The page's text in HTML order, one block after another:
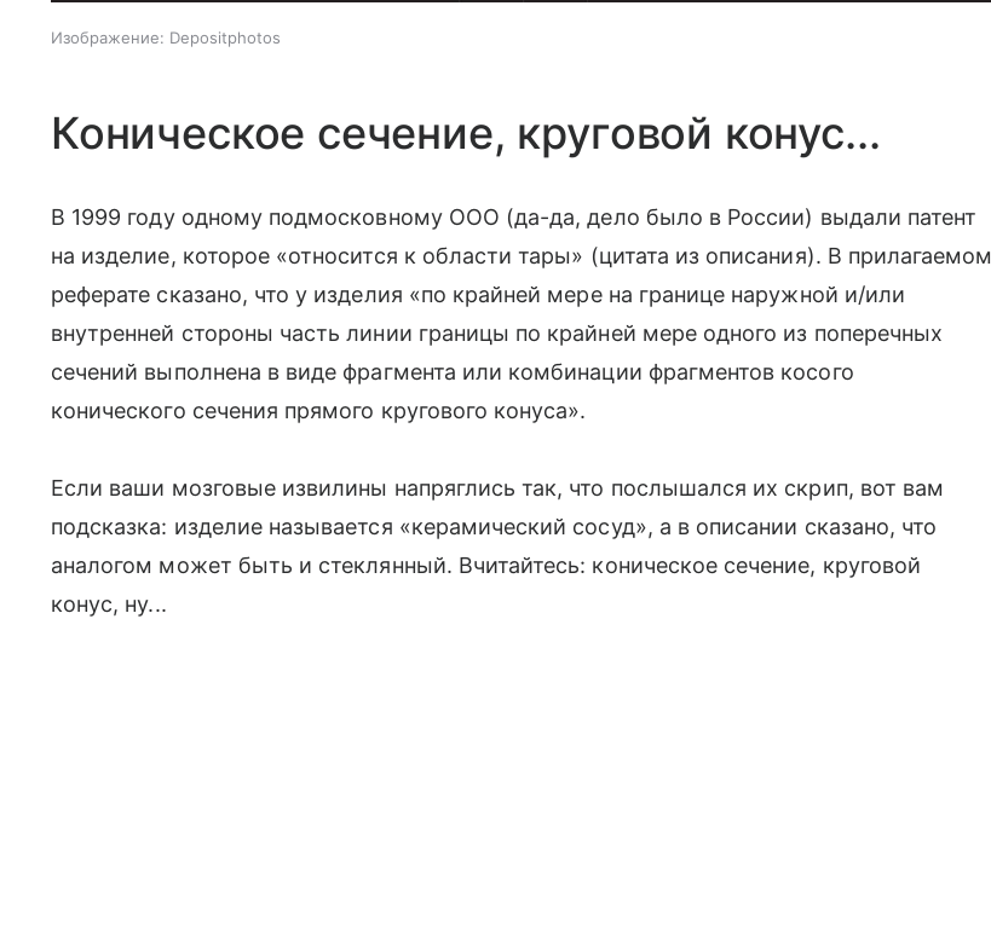
Изображение: Depositphotos
Коническое сечение, круговой конус...
В 1999 году одному подмосковному ООО (да-да, дело было в России) выдали патент
на изделие, которое «относится к области тары» (цитата из описания). В прилагаемом
реферате сказано, что у изделия «по крайней мере на границе наружной и/или
внутренней стороны часть линии границы по крайней мере одного из поперечных
сечений выполнена в виде фрагмента или комбинации фрагментов косого
конического сечения прямого кругового конуса».
Если ваши мозговые извилины напряглись так, что послышался их скрип, вот вам
подсказка: изделие называется «керамический сосуд», а в описании сказано, что
аналогом может быть и стеклянный. Вчитайтесь: коническое сечение, круговой
конус, ну...